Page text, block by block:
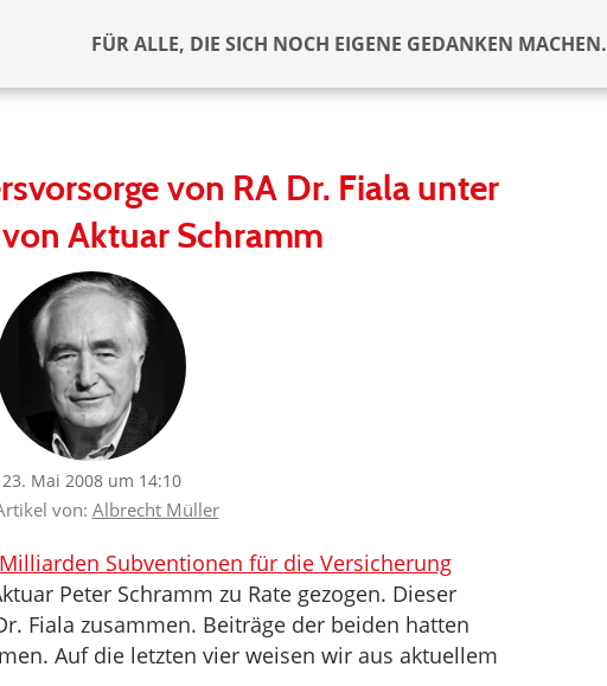
FÜR ALLE, DIE SICH NOCH EIGENE GEDANKEN MACHEN.
von RA Dr. Fiala unter
Aktuar Schramm
23. Mai 2008 um 14:10
von: Albrecht Müller
Subventionen für die Versicherung
Peter Schramm zu Rate gezogen. Dieser
Fiala zusammen. Beiträge der beiden hatten
Auf die letzten vier weisen wir aus aktuellem